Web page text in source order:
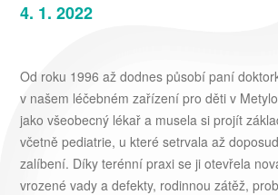
4. 1. 2022
Od roku 1996 až dodnes působí paní
v našem léčebném zařízení pro děti v
jako všeobecný lékař a musela si projít
včetně pediatrie, u které setrvala až
zalíbení. Díky terénní praxi se ji otevřela
vrozené vady a defekty, rodinnou zátěž,